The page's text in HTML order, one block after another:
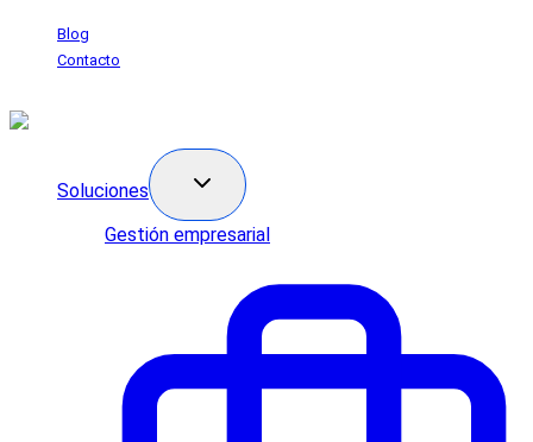
SaltarBlog
Contacto
Soluciones
Gestión empresarial